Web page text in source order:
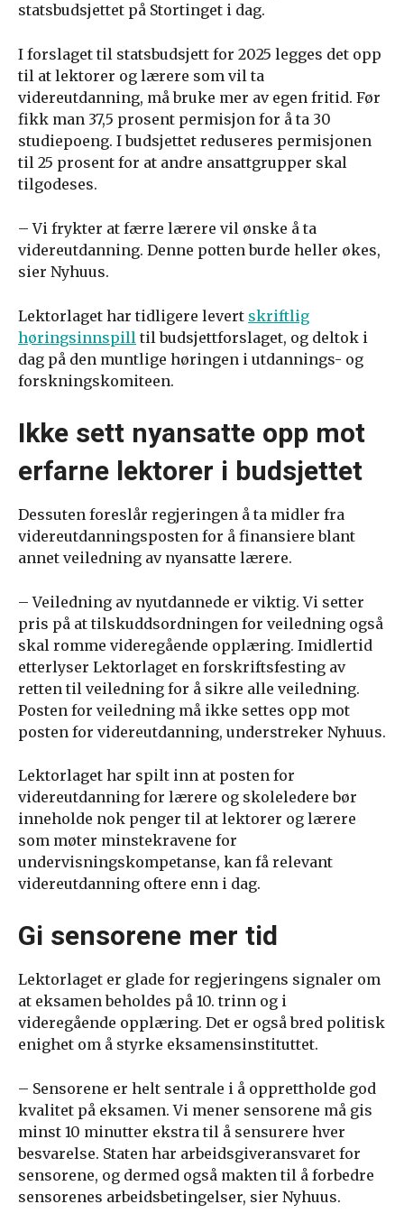
statsbudsjettet på Stortinget i dag.
I forslaget til statsbudsjett for 2025 legges det opp
til at lektorer og lærere som vil ta
videreutdanning, må bruke mer av egen fritid. Før
fikk man 37,5 prosent permisjon for å ta 30
studiepoeng. I budsjettet reduseres permisjonen
til 25 prosent for at andre ansattgrupper skal
tilgodeses.
– Vi frykter at færre lærere vil ønske å ta
videreutdanning. Denne potten burde heller økes,
sier Nyhuus.
Lektorlaget har tidligere levert skriftlig
høringsinnspill til budsjettforslaget, og deltok i
dag på den muntlige høringen i utdannings- og
forskningskomiteen.
Ikke sett nyansatte opp mot
erfarne lektorer i budsjettet
Dessuten foreslår regjeringen å ta midler fra
videreutdanningsposten for å finansiere blant
annet veiledning av nyansatte lærere.
– Veiledning av nyutdannede er viktig. Vi setter
pris på at tilskuddsordningen for veiledning også
skal romme videregående opplæring. Imidlertid
etterlyser Lektorlaget en forskriftsfesting av
retten til veiledning for å sikre alle veiledning.
Posten for veiledning må ikke settes opp mot
posten for videreutdanning, understreker Nyhuus.
Lektorlaget har spilt inn at posten for
videreutdanning for lærere og skoleledere bør
inneholde nok penger til at lektorer og lærere
som møter minstekravene for
undervisningskompetanse, kan få relevant
videreutdanning oftere enn i dag.
Gi sensorene mer tid
Lektorlaget er glade for regjeringens signaler om
at eksamen beholdes på 10. trinn og i
videregående opplæring. Det er også bred politisk
enighet om å styrke eksamensinstituttet.
– Sensorene er helt sentrale i å opprettholde god
kvalitet på eksamen. Vi mener sensorene må gis
minst 10 minutter ekstra til å sensurere hver
besvarelse. Staten har arbeidsgiveransvaret for
sensorene, og dermed også makten til å forbedre
sensorenes arbeidsbetingelser, sier Nyhuus.